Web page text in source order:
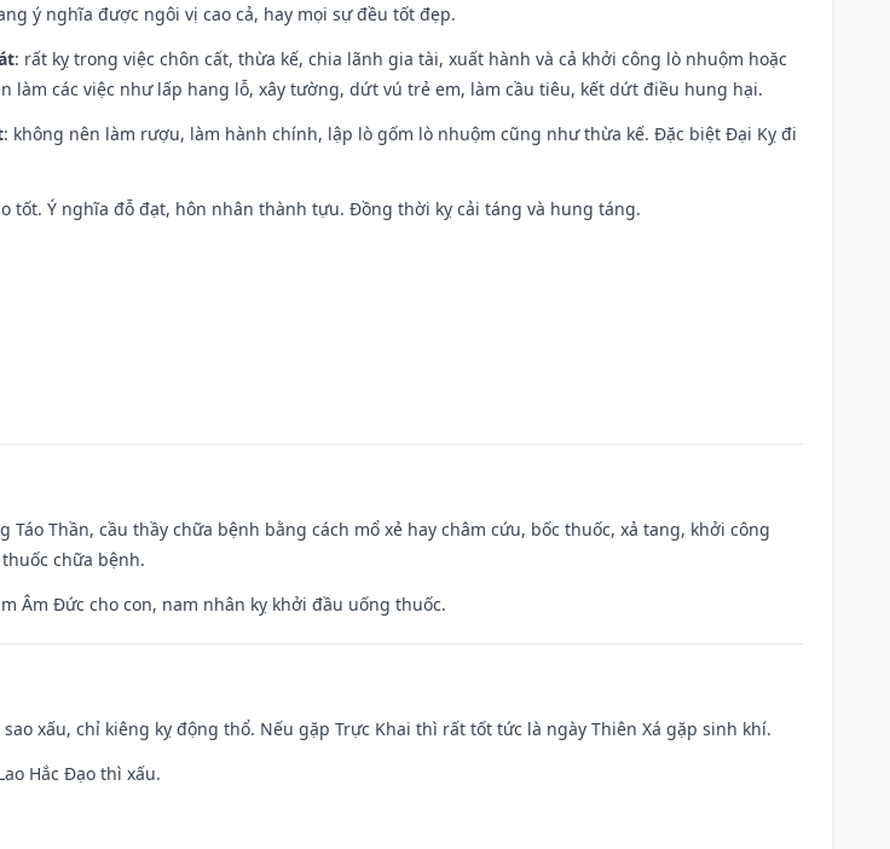
ý nghĩa được ngôi vị cao cả, hay mọi sự đều tốt đẹp.
: rất kỵ trong việc chôn cất, thừa kế, chia lãnh gia tài, xuất hành và cả khởi công lò nhuộm hoặc
làm các việc như lấp hang lỗ, xây tường, dứt vú trẻ em, làm cầu tiêu, kết dứt điều hung hại.
: không nên làm rượu, làm hành chính, lập lò gốm lò nhuộm cũng như thừa kế. Đặc biệt Đại Kỵ đi
tốt. Ý nghĩa đỗ đạt, hôn nhân thành tựu. Đồng thời kỵ cải táng và hung táng.
Thần, cầu thầy chữa bệnh bằng cách mổ xẻ hay châm cứu, bốc thuốc, xả tang, khởi công
chữa bệnh.
Âm Đức cho con, nam nhân kỵ khởi đầu uống thuốc.
xấu, chỉ kiêng kỵ động thổ. Nếu gặp Trực Khai thì rất tốt tức là ngày Thiên Xá gặp sinh khí.
Hắc Đạo thì xấu.